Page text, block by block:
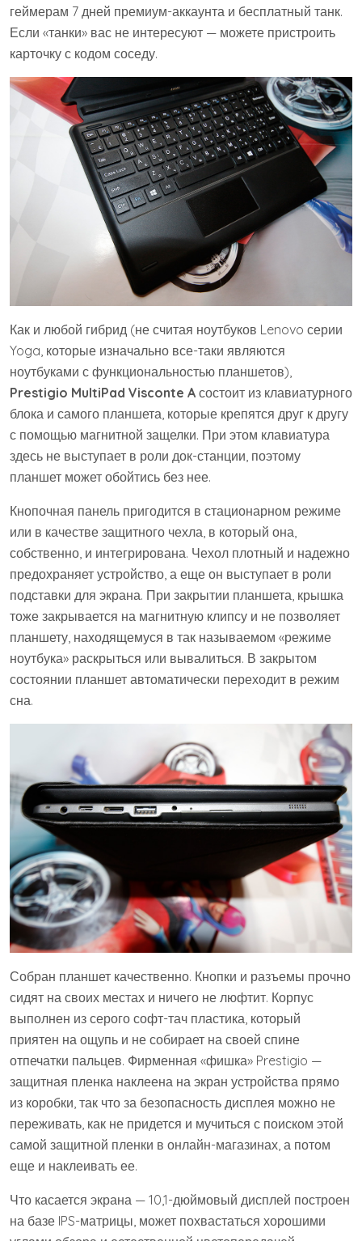
геймерам 7 дней премиум-аккаунта и бесплатный танк.
Если «танки» вас не интересуют — можете пристроить
карточку с кодом соседу.
Как и любой гибрид (не считая ноутбуков Lenovo серии
Yoga, которые изначально все-таки являются
ноутбуками с функциональностью планшетов),
Prestigio MultiPad Visconte A состоит из клавиатурного
блока и самого планшета, которые крепятся друг к другу
с помощью магнитной защелки. При этом клавиатура
здесь не выступает в роли док-станции, поэтому
планшет может обойтись без нее.
Кнопочная панель пригодится в стационарном режиме
или в качестве защитного чехла, в который она,
собственно, и интегрирована. Чехол плотный и надежно
предохраняет устройство, а еще он выступает в роли
подставки для экрана. При закрытии планшета, крышка
тоже закрывается на магнитную клипсу и не позволяет
планшету, находящемуся в так называемом «режиме
ноутбука» раскрыться или вывалиться. В закрытом
состоянии планшет автоматически переходит в режим
сна.
Собран планшет качественно. Кнопки и разъемы прочно
сидят на своих местах и ничего не люфтит. Корпус
выполнен из серого софт-тач пластика, который
приятен на ощупь и не собирает на своей спине
отпечатки пальцев. Фирменная «фишка» Prestigio —
защитная пленка наклеена на экран устройства прямо
из коробки, так что за безопасность дисплея можно не
переживать, как не придется и мучиться с поиском этой
самой защитной пленки в онлайн-магазинах, а потом
еще и наклеивать ее.
Что касается экрана — 10,1-дюймовый дисплей построен
на базе IPS-матрицы, может похвастаться хорошими